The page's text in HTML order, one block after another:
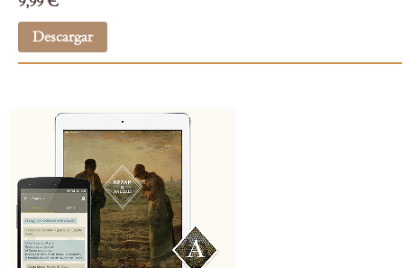
Descargar